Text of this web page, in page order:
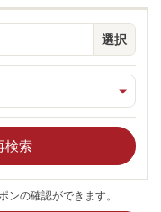
選択
検索
ンの確認ができます。